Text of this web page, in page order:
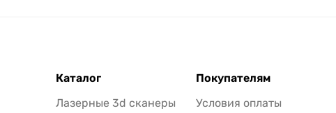
Каталог
Лазерные 3d сканеры
Покупателям
Условия оплаты